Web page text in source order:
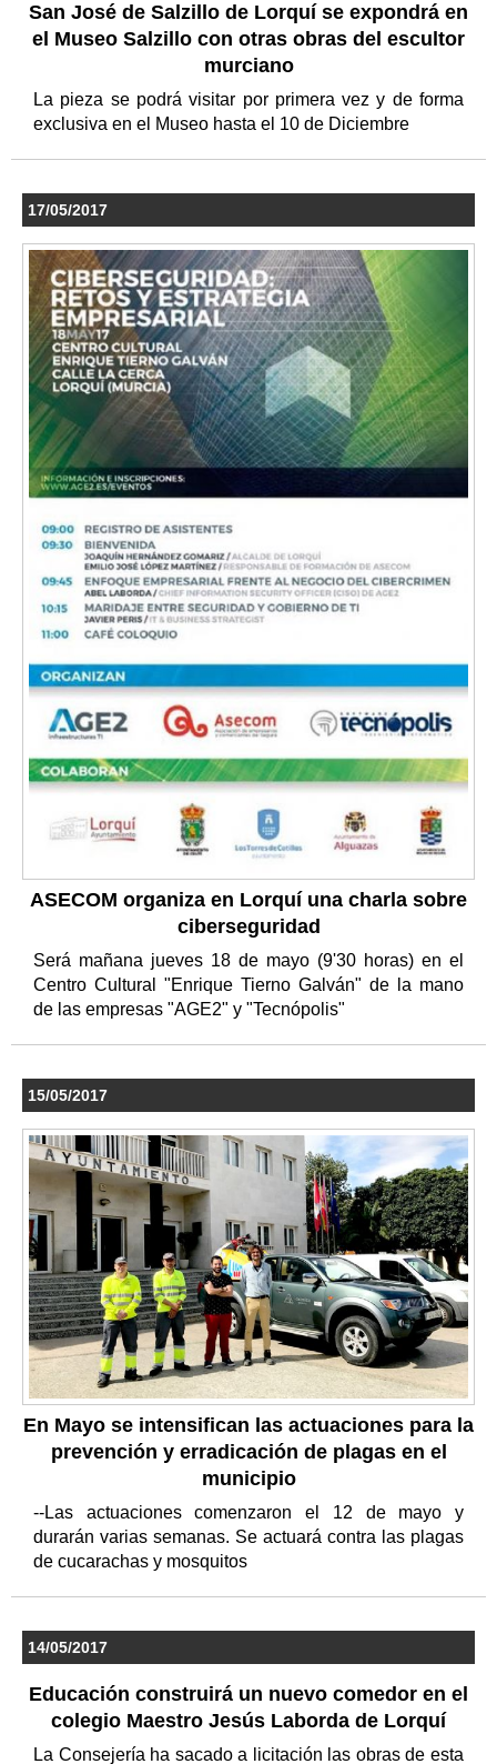
San José de Salzillo de Lorquí se expondrá en
el Museo Salzillo con otras obras del escultor
murciano
La pieza se podrá visitar por primera vez y de forma
exclusiva en el Museo hasta el 10 de Diciembre
17/05/2017
ASECOM organiza en Lorquí una charla sobre
ciberseguridad
Será mañana jueves 18 de mayo (9'30 horas) en el
Centro Cultural "Enrique Tierno Galván" de la mano
de las empresas "AGE2" y "Tecnópolis"
15/05/2017
En Mayo se intensifican las actuaciones para la
prevención y erradicación de plagas en el
municipio
--Las actuaciones comenzaron el 12 de mayo y
durarán varias semanas. Se actuará contra las plagas
de cucarachas y mosquitos
14/05/2017
Educación construirá un nuevo comedor en el
colegio Maestro Jesús Laborda de Lorquí
La Consejería ha sacado a licitación las obras de esta